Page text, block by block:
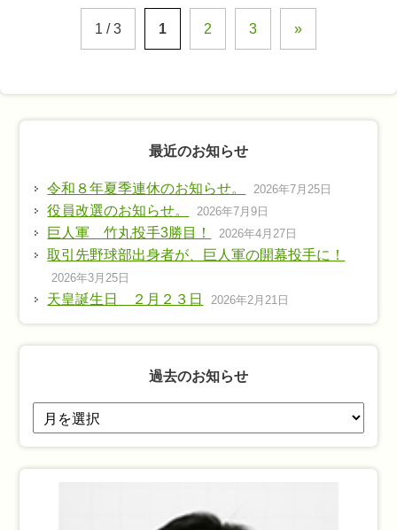
1 / 3 1 2 3 »
最近のお知らせ
令和８年夏季連休のお知らせ。 2026年7月25日
役員改選のお知らせ。 2026年7月9日
巨人軍 竹丸投手3勝目！ 2026年4月27日
取引先野球部出身者が、巨人軍の開幕投手に！
2026年3月25日
天皇誕生日 ２月２３日 2026年2月21日
過去のお知らせ
去